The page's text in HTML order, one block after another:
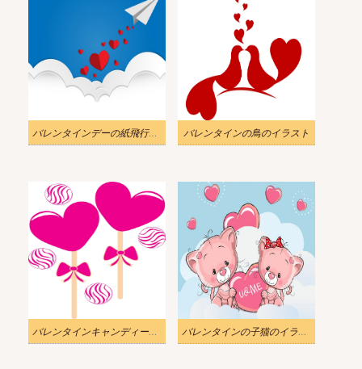
バレンタインデーの紙飛行機のイラスト バレンタインの鳥のイラスト
バレンタインキャンディーのイラスト バレンタインの子猫のイラスト